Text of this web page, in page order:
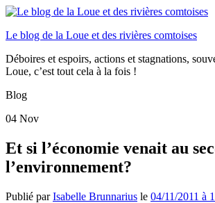
Le blog de la Loue et des rivières comtoises
Déboires et espoirs, actions et stagnations,
Loue, c’est tout cela à la fois !
Blog
04 Nov
Et si l’économie venait au
l’environnement?
Publié parIsabelle Brunnarius le 04/11/2011 à